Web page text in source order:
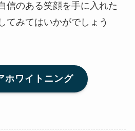
信のある笑顔を手に入れた
てみてはいかがでしょう
ホワイトニング